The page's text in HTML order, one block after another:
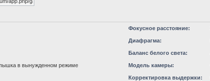
Фокусное расстояние:
Диафрагма:
Баланс белого света:
в вынужденном режиме Модель камеры:
Корректировка выдержки: